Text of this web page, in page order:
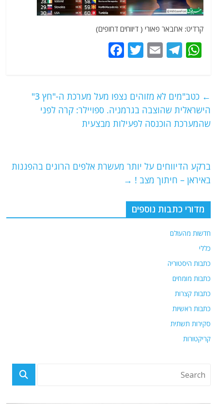
קרדיט: אחבאר פאורי ( דיווחים דחופים)
W
s
A
p
T
g
ra
m
E
l
T
er
e
b
o
k
←
כטב"מים לא מזוהים נצפו מעל מערכת ה-"חץ 3"
הישראלית שהוצבה בגרמניה. ספויילר: קרה לפני
שהמערכת הוכנסה לפעילות מבצעית
ברקע הדיווחים על יותר מעשרת אלפים הרוגים בהפגנות
באיראן – חיתוך מצב ! →
מדורי כתבות נוספים
חדשות מהעולם
כללי
כתבות היסטוריה
כתבות מומחים
כתבות קצרות
כתבות ראשיות
סקירות תשתית
קריקטורות